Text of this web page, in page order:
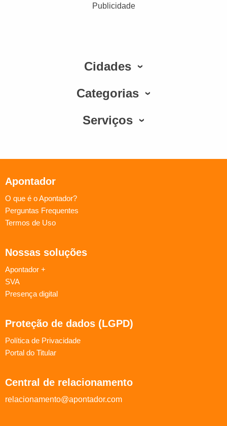
Publicidade
Cidades
Categorias
Serviços
Apontador
O que é o Apontador?
Perguntas Frequentes
Termos de Uso
Nossas soluções
Apontador +
SVA
Presença digital
Proteção de dados (LGPD)
Política de Privacidade
Portal do Titular
Central de relacionamento
relacionamento@apontador.com